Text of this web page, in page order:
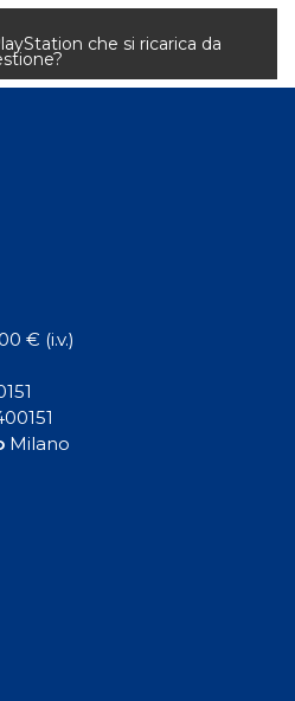
che si ricarica da
€ (i.v.)
Milano